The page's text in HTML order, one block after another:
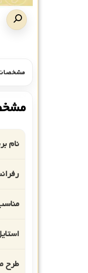
نام
طرح